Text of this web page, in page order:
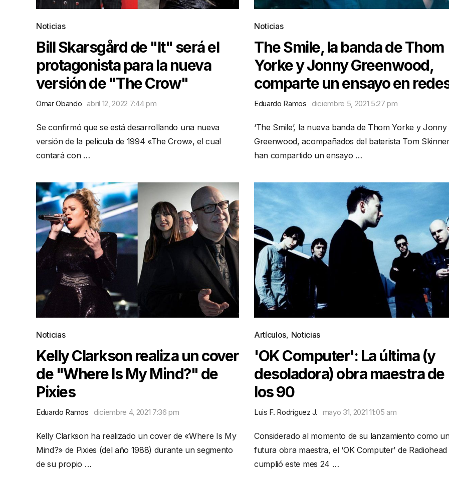
Noticias
Bill Skarsgård de "It" será el
protagonista para la nueva
versión de "The Crow"
Omar Obando abril 12, 2022 7:44 pm
Se confirmó que se está desarrollando una nueva
versión de la película de 1994 «The Crow», el cual
contará con …
Noticias
The Smile, la banda de Thom
Yorke y Jonny Greenwood,
comparte un ensayo en
Eduardo Ramos diciembre 5, 2021 5:27 pm
‘The Smile’, la nueva banda de Thom Yorke y Jonny
Greenwood, acompañados del baterista Tom
han compartido un ensayo …
Noticias
Kelly Clarkson realiza un cover
de "Where Is My Mind?" de
Pixies
Eduardo Ramos diciembre 4, 2021 7:36 pm
Kelly Clarkson ha realizado un cover de «Where Is My
Mind?» de Pixies (del año 1988) durante un segmento
de su propio …
Artículos, Noticias
'OK Computer': La última (y
desoladora) obra maestra de
los 90
Luis F. Rodríguez J. mayo 31, 2021 11:05 am
Considerado al momento de su lanzamiento como
futura obra maestra, el ‘OK Computer’ de Radiohead
cumplió este mes 24 …